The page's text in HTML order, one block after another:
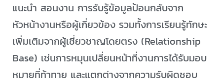
แนะนำ สอนงาน การรับรู้ข้อมูลป้อนกลับจาก
หัวหน้างานหรือผู้เกี่ยวข้อง รวมทั้งการเรียนรู้ทักษะ
เพิ่มเติมจากผู้เชี่ยวชาญโดยตรง (Relationship
Base) เช่นการหมุนเปลี่ยนหน้าที่งานการได้รับมอบ
หมายที่ท้าทาย และแตกต่างจากความรับผิดชอบ